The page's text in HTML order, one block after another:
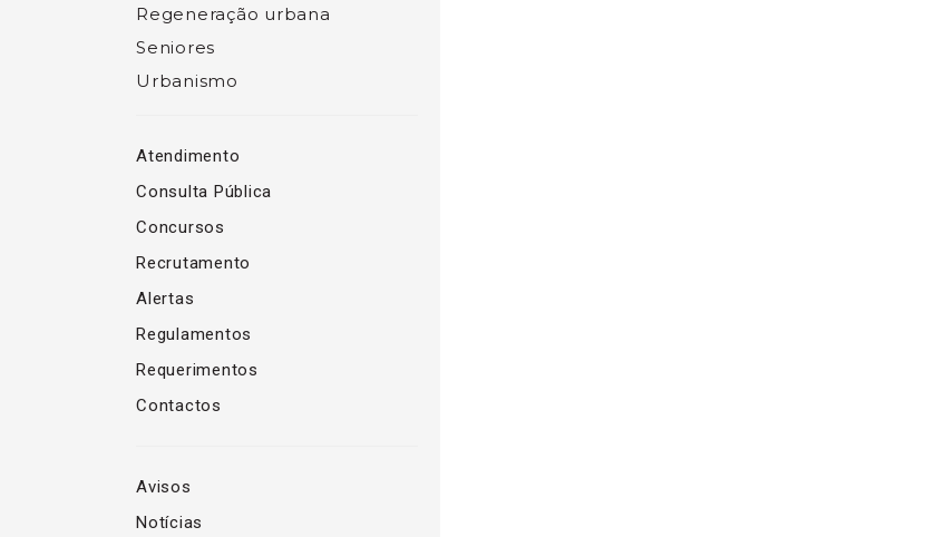
Regeneração urbana
Seniores
Urbanismo
Atendimento
Consulta Pública
Concursos
Recrutamento
Alertas
Regulamentos
Requerimentos
Contactos
Avisos
Notícias